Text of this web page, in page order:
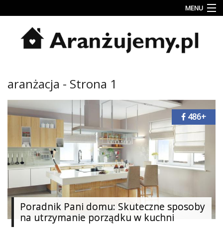
MENU
Inspiracje
wnętrz
Jesienne
dekoracje
Konkursy
Najlepsze
Dodaj
«
Dodaj
aranżacja - Strona 1
Poradnik Pani domu: Skuteczne sposoby
na utrzymanie porządku w kuchni
486+